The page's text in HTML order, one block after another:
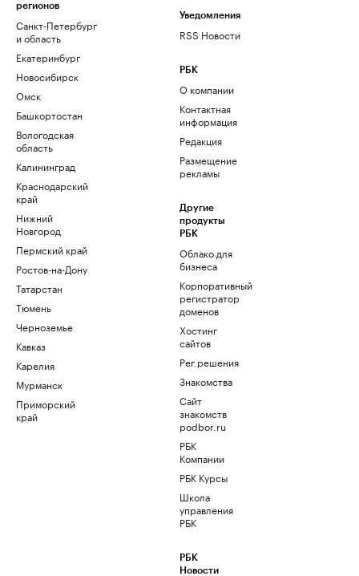
регионов
Санкт-Петербург
и область
Екатеринбург
Новосибирск
Омск
Башкортостан
Вологодская
область
Калининград
Краснодарский
край
Нижний
Новгород
Пермский край
Ростов-на-Дону
Татарстан
Тюмень
Черноземье
Кавказ
Карелия
Мурманск
Приморский
край
Уведомления
RSS Новости
РБК
О компании
Контактная
информация
Редакция
Размещение
рекламы
Другие
продукты
РБК
Облако для
бизнеса
Корпоративный
регистратор
доменов
Хостинг
сайтов
Рег.решения
Знакомства
Сайт
знакомств
podbor.ru
РБК
Компании
РБК Курсы
Школа
управления
РБК
РБК
Новости